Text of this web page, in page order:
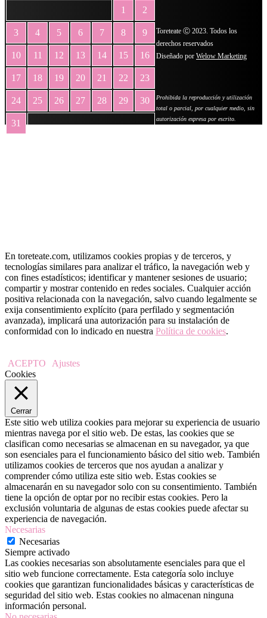
1 2
3 4 5 6 7 8 9
10 11 12 13 14 15 16
17 18 19 20 21 22 23
24 25 26 27 28 29 30
31
Toreteate Ⓒ 2023. Todos los
derechos reservados
Diseñado por Welow Marketing
Prohibida la reproducción y utilización
total o parcial, por cualquier medio, sin
autorización expresa por escrito.
En toreteate.com, utilizamos cookies propias y de terceros, y
tecnologías similares para analizar el tráfico, la navegación web y
con fines estadísticos; identificar y mantener sesiones de usuario;
compartir y mostrar contenido en redes sociales. Cualquier acción
positiva relacionada con la navegación, salvo cuando legalmente se
exija consentimiento explícito (para perfilado y segmentación
avanzada), implicará una autorización para su instalación de
conformidad con lo indicado en nuestra Política de cookies.
ACEPTO
Ajustes
Cookies
Cerrar
Este sitio web utiliza cookies para mejorar su experiencia de usuario
mientras navega por el sitio web. De estas, las cookies que se
clasifican como necesarias se almacenan en su navegador, ya que
son esenciales para el funcionamiento básico del sitio web. También
utilizamos cookies de terceros que nos ayudan a analizar y
comprender cómo utiliza este sitio web. Estas cookies se
almacenarán en su navegador solo con su consentimiento. También
tiene la opción de optar por no recibir estas cookies. Pero la
exclusión voluntaria de algunas de estas cookies puede afectar su
experiencia de navegación.
Necesarias
Necesarias
Siempre activado
Las cookies necesarias son absolutamente esenciales para que el
sitio web funcione correctamente. Esta categoría solo incluye
cookies que garantizan funcionalidades básicas y características de
seguridad del sitio web. Estas cookies no almacenan ninguna
información personal.